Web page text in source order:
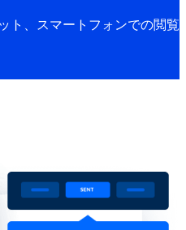
ト、スマートフォンでの閲覧